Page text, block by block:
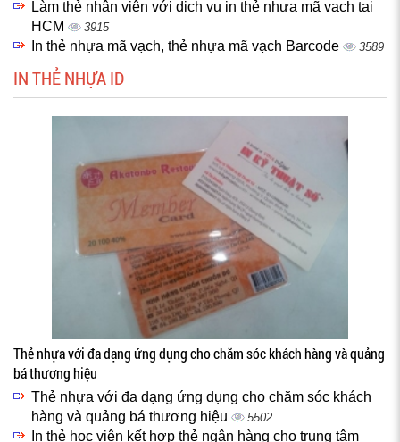
Làm thẻ nhân viên với dịch vụ in thẻ nhựa mã vạch tại
HCM
3915
In thẻ nhựa mã vạch, thẻ nhựa mã vạch Barcode 3589
IN THẺ NHỰA ID
Thẻ nhựa với đa dạng ứng dụng cho chăm sóc khách hàng và quảng
bá thương hiệu
Thẻ nhựa với đa dạng ứng dụng cho chăm sóc khách
hàng và quảng bá thương hiệu
5502
In thẻ học viên kết hợp thẻ ngân hàng cho trung tâm